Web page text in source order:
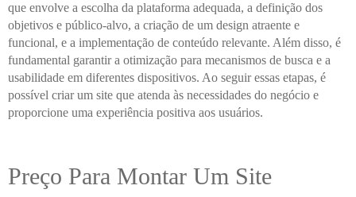
que envolve a escolha da plataforma adequada, a definição dos
objetivos e público-alvo, a criação de um design atraente e
funcional, e a implementação de conteúdo relevante. Além disso, é
fundamental garantir a otimização para mecanismos de busca e a
usabilidade em diferentes dispositivos. Ao seguir essas etapas, é
possível criar um site que atenda às necessidades do negócio e
proporcione uma experiência positiva aos usuários.
Preço Para Montar Um Site